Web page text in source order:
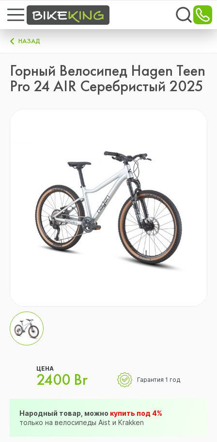
НАЗАД
Горный Велосипед Hagen Teen
Pro 24 AIR Серебристый 2025
ЦЕНА
2400 Br Гарантия 1 год
Народный товар, можно купить под 4%
только на велосипеды Aist и Krakken